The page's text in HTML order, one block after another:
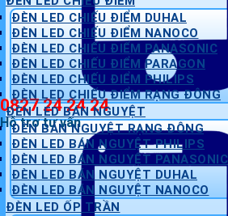
0827 24 24 24
Hỗ trợ tư vấn
ĐÈN LED CHIẾU ĐIỂM DUHAL
ĐÈN LED CHIẾU ĐIỂM NANOCO
ĐÈN LED CHIẾU ĐIỂM PANASONIC
ĐÈN LED CHIẾU ĐIỂM PARAGON
ĐÈN LED CHIẾU ĐIỂM PHILIPS
ĐÈN LED CHIẾU ĐIỂM RẠNG ĐÔNG
ĐÈN LED BÁN NGUYỆT
ĐÈN BÁN NGUYỆT RẠNG ĐÔNG
ĐÈN LED BÁN NGUYỆT PHILIPS
ĐÈN LED BÁN NGUYỆT PANASONIC
ĐÈN LED BÁN NGUYỆT DUHAL
ĐÈN LED BÁN NGUYỆT NANOCO
ĐÈN LED ỐP TRẦN